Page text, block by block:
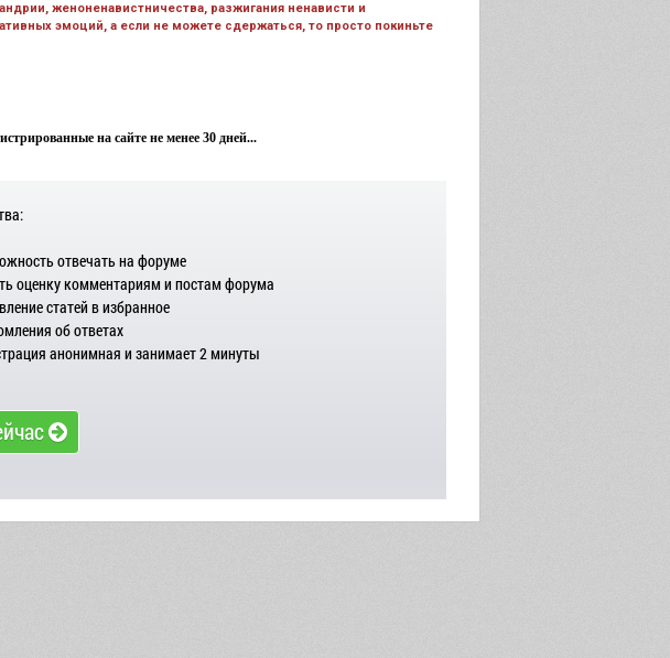
женоненавистничества, разжигания ненависти и
эмоций, а если не можете сдержаться, то просто покиньте
на сайте не менее 30 дней...
отвечать на форуме
оценку комментариям и постам форума
статей в избранное
об ответах
анонимная и занимает 2 минуты